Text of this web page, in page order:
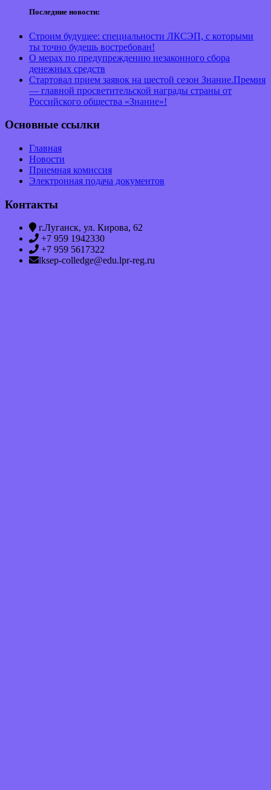
Последние новости:
Строим будущее: специальности ЛКСЭП, с которыми
ты точно будешь востребован!
О мерах по предупреждению незаконного сбора
денежных средств
Стартовал прием заявок на шестой сезон Знание.Премия
— главной просветительской награды страны от
Российского общества «Знание»!
Основные ссылки
Главная
Новости
Приемная комиссия
Электронная подача документов
Контакты
г.Луганск, ул. Кирова, 62
+7 959 1942330
+7 959 5617322
lksep-colledge@edu.lpr-reg.ru